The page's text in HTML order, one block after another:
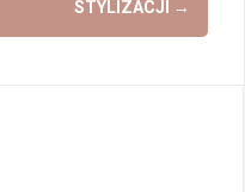
STYLIZACJI
→